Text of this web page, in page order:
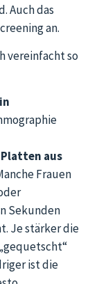
Auch das
an.
vereinfacht so
Platten aus
Frauen
Sekunden
Je stärker die
ist die